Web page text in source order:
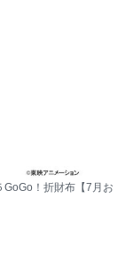
GoGo！折財布【7月お